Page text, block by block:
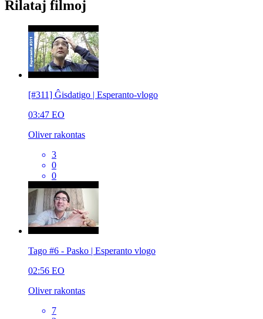
Rilataj filmoj
[#311] Ĝisdatigo | Esperanto-vlogo
03:47 EO
Oliver rakontas
3
0
0
Tago #6 - Pasko | Esperanto vlogo
02:56 EO
Oliver rakontas
7